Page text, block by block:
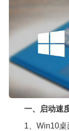
一、启动速
1、Win10